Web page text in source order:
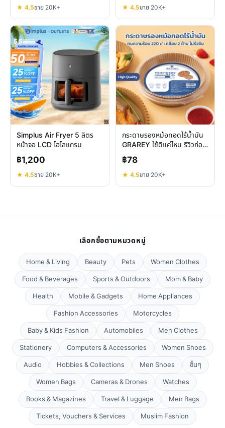
★ 4.5ขาย 20K+ ★ 4.5ขาย 20K+
Simplus Air Fryer 5 ลิตร
หน้าจอ LCD โฮโลแกรม
฿1,200
★ 4.5ขาย 20K+
กระดาษรองหม้อทอดไร้น้ำมัน
GRAREY ใช้ดีแค่ไหน รีวิวก่อน
ตัดสินใจ
฿78
★ 4.5ขาย 20K+
เลือกซื้อตามหมวดหมู่
Home & Living Beauty Pets
Women Clothes
Food & Beverages
Sports & Outdoors
Mom & Baby
Health
Mobile & Gadgets
Home Appliances
Fashion Accessories
Motorcycles
Baby & Kids Fashion
Automobiles
Men Clothes
Stationery
Computers & Accessories
Women Shoes
Audio
Hobbies & Collections Men Shoes
อื่นๆ
Women Bags
Cameras & Drones
Watches
Books & Magazines
Travel & Luggage
Men Bags
Tickets, Vouchers & Services
Muslim Fashion